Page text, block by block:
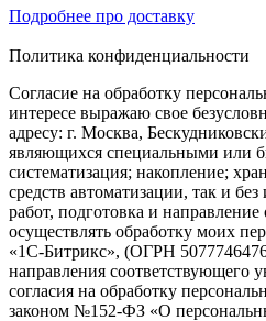
Подробнее про доставку
Политика конфиденциальности
Согласие на обработку
интересе выражаю свое
адресу: г. Москва,
являющихся специальными или
систематизация; накопление;
средств автоматизации, так и
работ, подготовка и
осуществлять обработку моих
«1С-Битрикс», (ОГРН
направления соответствующего
согласия на обработку
законом №152-ФЗ «О